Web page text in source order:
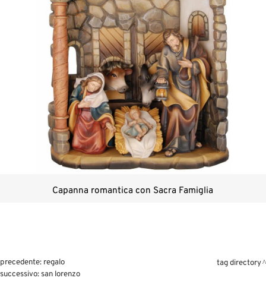
Capanna romantica con Sacra Famiglia
precedente: regalo
successivo:san lorenzo
tag directory